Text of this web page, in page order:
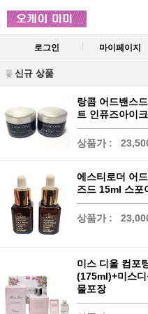
로그인 마이페이지
신규 상품
랑콤 어드밴스
트 인퓨즈아이
상품가 :
에스티로더 어
즈드 15ml 스포
상품가 :
미스 디올 컴포
(175ml)+미스
물포장